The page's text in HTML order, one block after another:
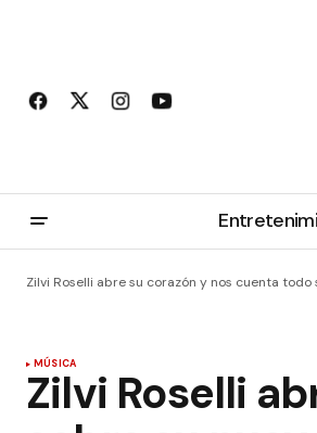
Zilvi Roselli abre su corazón y nos cuenta
MÚSICA
Zilvi Roselli